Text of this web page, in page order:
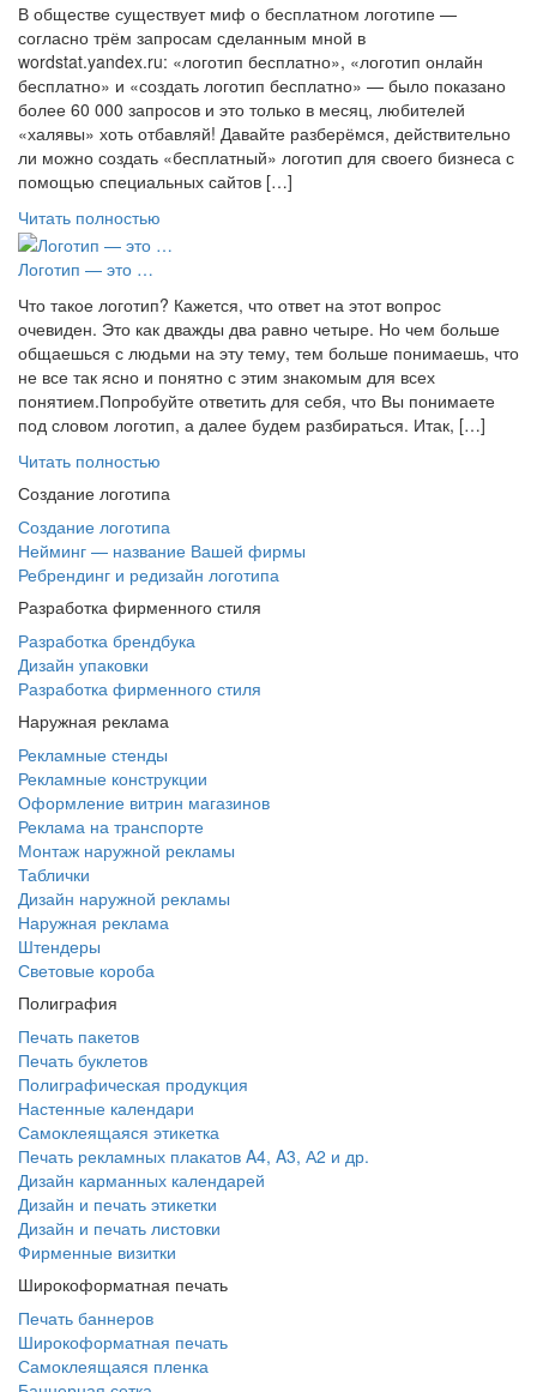
В обществе существует миф о бесплатном логотипе —
согласно трём запросам сделанным мной в
wordstat.yandex.ru: «логотип бесплатно», «логотип онлайн
бесплатно» и «создать логотип бесплатно» — было показано
более 60 000 запросов и это только в месяц, любителей
«халявы» хоть отбавляй! Давайте разберёмся, действительно
ли можно создать «бесплатный» логотип для своего бизнеса с
помощью специальных сайтов […]
Читать полностью
Логотип — это …
Что такое логотип? Кажется, что ответ на этот вопрос
очевиден. Это как дважды два равно четыре. Но чем больше
общаешься с людьми на эту тему, тем больше понимаешь, что
не все так ясно и понятно с этим знакомым для всех
понятием.Попробуйте ответить для себя, что Вы понимаете
под словом логотип, а далее будем разбираться. Итак, […]
Читать полностью
Создание логотипа
Создание логотипа
Нейминг — название Вашей фирмы
Ребрендинг и редизайн логотипа
Разработка фирменного стиля
Разработка брендбука
Дизайн упаковки
Разработка фирменного стиля
Наружная реклама
Рекламные стенды
Рекламные конструкции
Оформление витрин магазинов
Реклама на транспорте
Монтаж наружной рекламы
Таблички
Дизайн наружной рекламы
Наружная реклама
Штендеры
Световые короба
Полиграфия
Печать пакетов
Печать буклетов
Полиграфическая продукция
Настенные календари
Самоклеящаяся этикетка
Печать рекламных плакатов A4, A3, А2 и др.
Дизайн карманных календарей
Дизайн и печать этикетки
Дизайн и печать листовки
Фирменные визитки
Широкоформатная печать
Печать баннеров
Широкоформатная печать
Самоклеящаяся пленка